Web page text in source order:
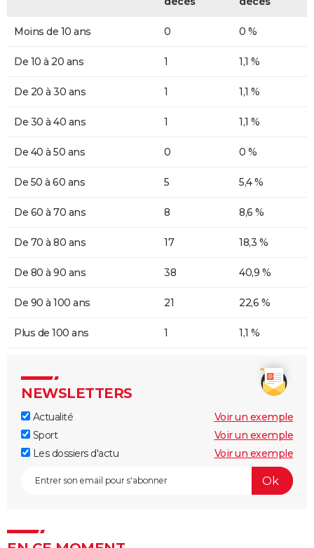
Moins de 10 ans 0 0 %
De 10 à 20 ans 1 1,1 %
De 20 à 30 ans 1 1,1 %
De 30 à 40 ans 1 1,1 %
De 40 à 50 ans 0 0 %
De 50 à 60 ans 5 5,4 %
De 60 à 70 ans 8 8,6 %
De 70 à 80 ans 17 18,3 %
De 80 à 90 ans 38 40,9 %
De 90 à 100 ans 21 22,6 %
Plus de 100 ans 1 1,1 %
NEWSLETTERS
Actualité
Voir un exemple
Sport
Voir un exemple
Les dossiers d'actu
Voir un exemple